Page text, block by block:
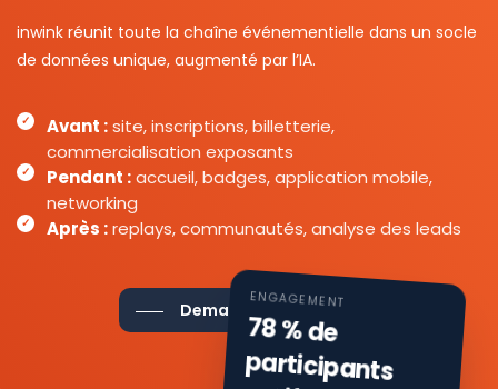
inwink réunit toute la chaîne événementielle dans un socle
de données unique, augmenté par l’IA.
Avant :site, inscriptions, billetterie,
commercialisation exposants
Pendant :accueil, badges, application mobile,
networking
Après :replays, communautés, analyse des leads
Demander une démo
ENGAGEMENT
78 % de
participants